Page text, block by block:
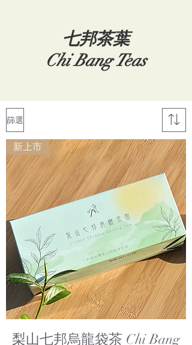
七邦茶葉
Chi Bang Teas
篩選
新上市
梨山七邦烏龍袋茶 Chi Bang